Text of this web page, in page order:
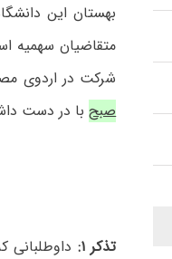
بهستان این
متقاضیان سهمیه
شرکت در اردوی
صبحبا در دست
تذکر ۱: